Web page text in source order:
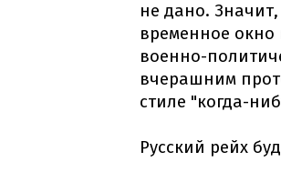
не дано.
временное окно
военно-
вчерашним
стиле "когда-
Русский рейх